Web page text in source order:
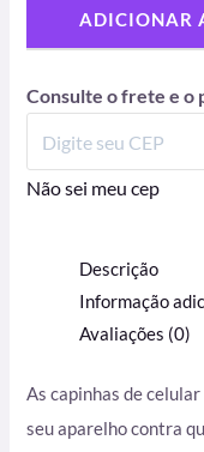
ADICIONAR
Consulte o frete e o
Não sei meu cep
Descrição
Informação
Avaliações (0)
As capinhas de
seu aparelho contra